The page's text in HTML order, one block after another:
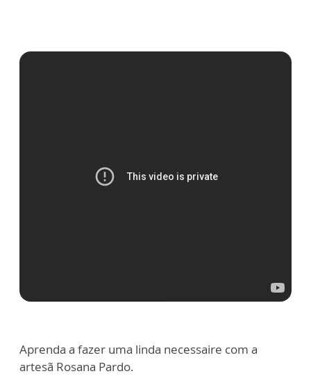
Aprenda a fazer uma linda necessaire com a
artesã Rosana Pardo.